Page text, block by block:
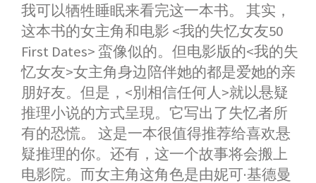
我可以牺牲睡眠来看完这一本书。 其实，
这本书的女主角和电影 <我的失忆女友50
First Dates> 蛮像似的。但电影版的<我的失
忆女友>女主角身边陪伴她的都是爱她的亲
朋好友。但是，<別相信任何人>就以悬疑
推理小说的方式呈現。它写出了失忆者所
有的恐慌。 这是一本很值得推荐给喜欢悬
疑推理的你。还有，这一个故事将会搬上
电影院。而女主角这角色是由妮可·基德曼